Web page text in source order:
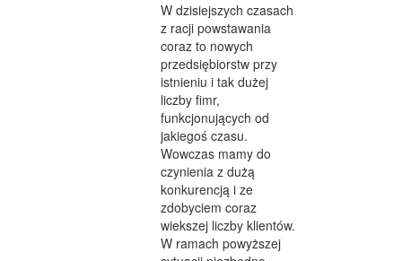
W dzisiejszych czasach
z racji powstawania
coraz to nowych
przedsiębiorstw przy
istnieniu i tak dużej
liczby fimr,
funkcjonujących od
jakiegoś czasu.
Wowczas mamy do
czynienia z dużą
konkurencją i ze
zdobyciem coraz
wiekszej liczby klientów.
W ramach powyższej